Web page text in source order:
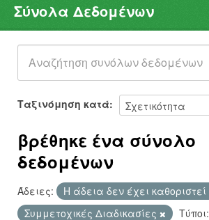
Σύνολα Δεδομένων
Φορείς
Ομάδες
Σχετικά
Σύνολα Δεδομένων
Ταξινόμηση κατά
βρέθηκε ένα σύνολο
δεδομένων
Άδειες: Η άδεια δεν έχει καθοριστεί
Συμμετοχικές Διαδικασίες
Τύποι: